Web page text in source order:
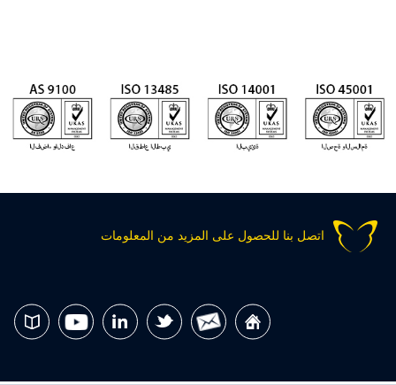
اتصل بنا للحصول على المزيد من المعلومات